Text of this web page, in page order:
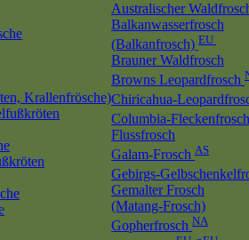
Krallenfrösche)
Australischer
Balkanwasserfrosch
(Balkanfrosch) EU
Brauner Waldfrosch
Browns Leopardfrosch
Chiricahua-
Columbia-
Flussfrosch
Galam-Frosch AS
Gebirgs-
Gemalter Frosch
(Matang-Frosch)
Gopherfrosch NA